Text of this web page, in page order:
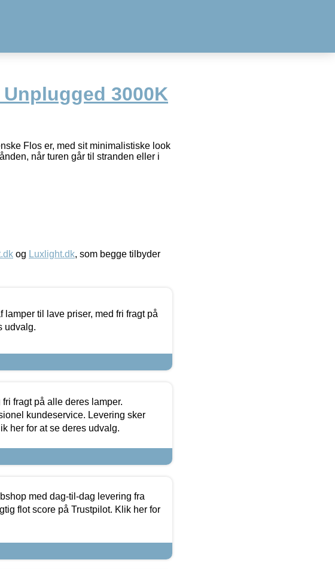
3000K
Flos er, med sit minimalistiske look
når turen går til stranden eller i
og Luxlight.dk, som begge tilbyder
til lave priser, med fri fragt på
udvalg.
fragt på alle deres lamper.
kundeservice. Levering sker
her for at se deres udvalg.
med dag-til-dag levering fra
flot score på Trustpilot. Klik her for